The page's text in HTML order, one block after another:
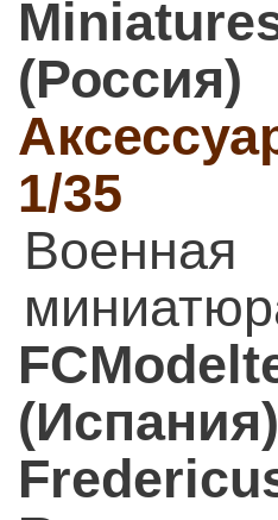
(Россия)
1/35
Военная
(Испания)